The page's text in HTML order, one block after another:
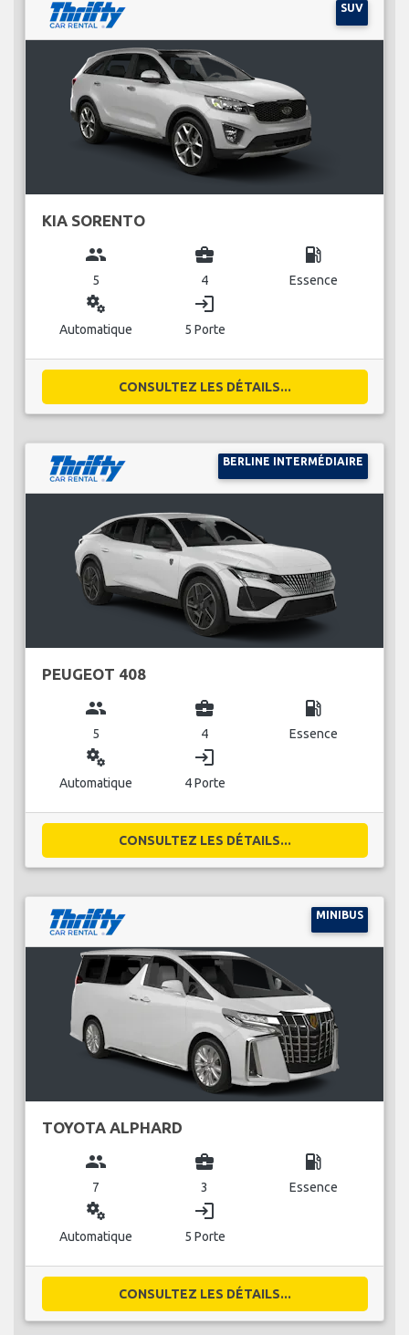
SUV
KIA SORENTO
group
5
business_center
4
local_gas_station
Essence
miscellaneous_services
Automatique
login
5 Porte
CONSULTEZ LES DÉTAILS...
BERLINE INTERMÉDIAIRE
PEUGEOT 408
group
5
business_center
4
local_gas_station
Essence
miscellaneous_services
Automatique
login
4 Porte
CONSULTEZ LES DÉTAILS...
MINIBUS
TOYOTA ALPHARD
group
7
business_center
3
local_gas_station
Essence
miscellaneous_services
Automatique
login
5 Porte
CONSULTEZ LES DÉTAILS...